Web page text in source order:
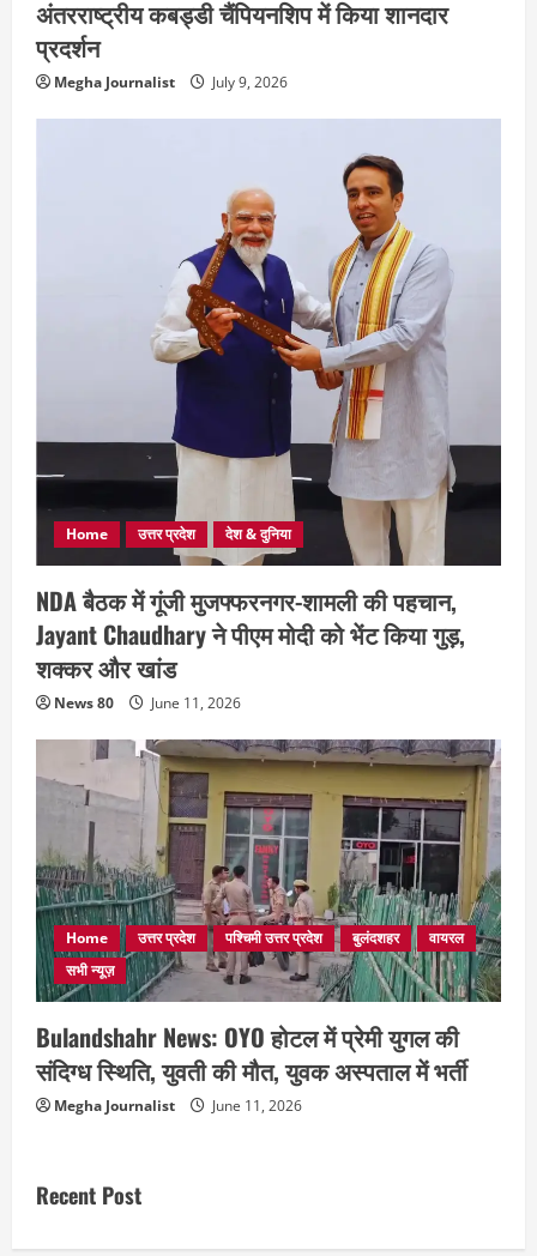
अंतरराष्ट्रीय कबड्डी चैंपियनशिप में किया शानदार
प्रदर्शन
Megha Journalist July 9, 2026
Home उत्तर प्रदेश देश & दुनिया
NDA बैठक में गूंजी मुजफ्फरनगर-शामली की पहचान,
Jayant Chaudhary ने पीएम मोदी को भेंट किया गुड़,
शक्कर और खांड
News 80 June 11, 2026
Home उत्तर प्रदेश पश्चिमी उत्तर प्रदेश बुलंदशहर
वायरल
सभी न्यूज़
Bulandshahr News: OYO होटल में प्रेमी युगल की
संदिग्ध स्थिति, युवती की मौत, युवक अस्पताल में भर्ती
Megha Journalist June 11, 2026
Recent Post